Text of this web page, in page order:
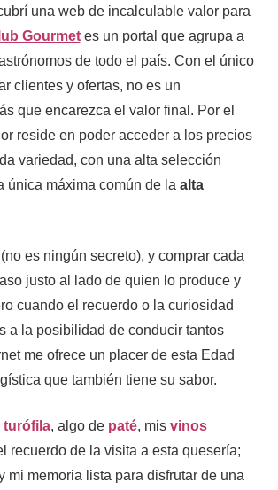
una web de incalculable valor para
Gourmetes un portal que agrupa a
de todo el país. Con el único
clientes y ofertas, no es un
que encarezca el valor final. Por el
reside en poder acceder a los precios
variedad, con una alta selección
única máxima común de la alta
es ningún secreto), y comprar cada
justo al lado de quien lo produce y
cuando el recuerdo o la curiosidad
a la posibilidad de conducir tantos
me ofrece un placer de esta Edad
que también tiene su sabor.
turófila, algo de paté, mis vinos
recuerdo de la visita a esta quesería;
mi memoria lista para disfrutar de una